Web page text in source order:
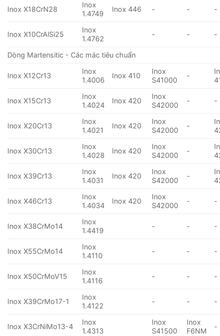
Inox X18CrN28
Inox
1.4749
Inox 446 - - -
Inox X10CrAlSi25
Inox
1.4762
- - -
Dòng Martensitic - Các mác tiêu chuẩn
Inox X12Cr13
Inox
1.4006
Inox 410
Inox
S41000
-
Inox X15Cr13
Inox
1.4024
Inox 420
Inox
S42000
- -
Inox X20Cr13
Inox
1.4021
Inox 420
Inox
S42000
-
Inox X30Cr13
Inox
1.4028
Inox 420
Inox
S42000
-
Inox X39Cr13
Inox
1.4031
Inox 420
Inox
S42000
-
Inox X46Cr13
Inox
1.4034
Inox 420
Inox
S42000
- -
Inox X38CrMo14
Inox
1.4419
- - -
Inox X55CrMo14
Inox
1.4110
- - -
Inox X50CrMoV15
Inox
1.4116
- - -
Inox X39CrMo17-1
Inox
1.4122
- - -
Inox X3CrNiMo13-4
Inox
1.4313
Inox
S41500
Inox
F6NM
-